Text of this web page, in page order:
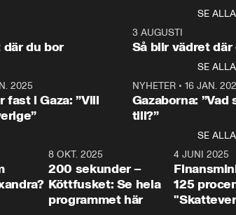
Rohwedder ställer
statsminister Ulf Kristersson
centrum i
avsnittet av
Makten”. Se
Aftonbladets
Rohwedder
Thand Ring
SE ALLA
där du bor
3 AUGUSTI
Så blir vädret där
SE ALLA
2025
fast i Gaza: ”Vill
NYHETER• 16 JAN.
Gazaborna:
till?”
SE ALLA
31:05 4:29
8 OKT. 2025
200 sekunder –
Köttfusket: Se hela
programmet här
4 JUNI 2025
125